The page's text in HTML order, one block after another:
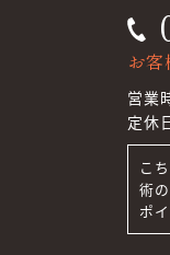
お客
営業
定休
こ
術
ポ